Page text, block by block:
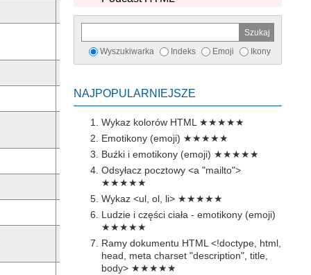
Wyszukiwarka Indeks Emoji Ikony
NAJPOPULARNIEJSZE
Wykaz kolorów HTML ★★★★★
Emotikony (emoji) ★★★★★
Buźki i emotikony (emoji) ★★★★★
Odsyłacz pocztowy <a "mailto">
★★★★★
Wykaz <ul, ol, li> ★★★★★
Ludzie i części ciała - emotikony (emoji)
★★★★★
Ramy dokumentu HTML <!doctype, html,
head, meta charset "description", title,
body> ★★★★★
Pobierz
Pobierz
Pobierz
Pobierz
Pobierz